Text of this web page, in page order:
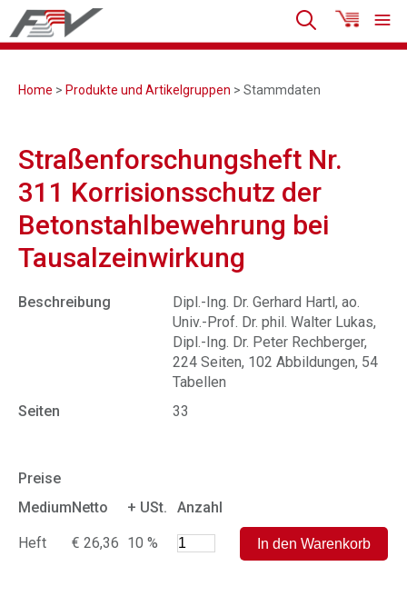
Home > Produkte und Artikelgruppen > Stammdaten
Straßenforschungsheft Nr.
311 Korrisionsschutz der
Betonstahlbewehrung bei
Tausalzeinwirkung
Beschreibung
Dipl.-Ing. Dr. Gerhard Hartl, ao.
Univ.-Prof. Dr. phil. Walter Lukas,
Dipl.-Ing. Dr. Peter Rechberger,
224 Seiten, 102 Abbildungen, 54
Tabellen
Seiten
33
Preise
MediumNetto + USt. Anzahl
Heft € 26,36 10 %